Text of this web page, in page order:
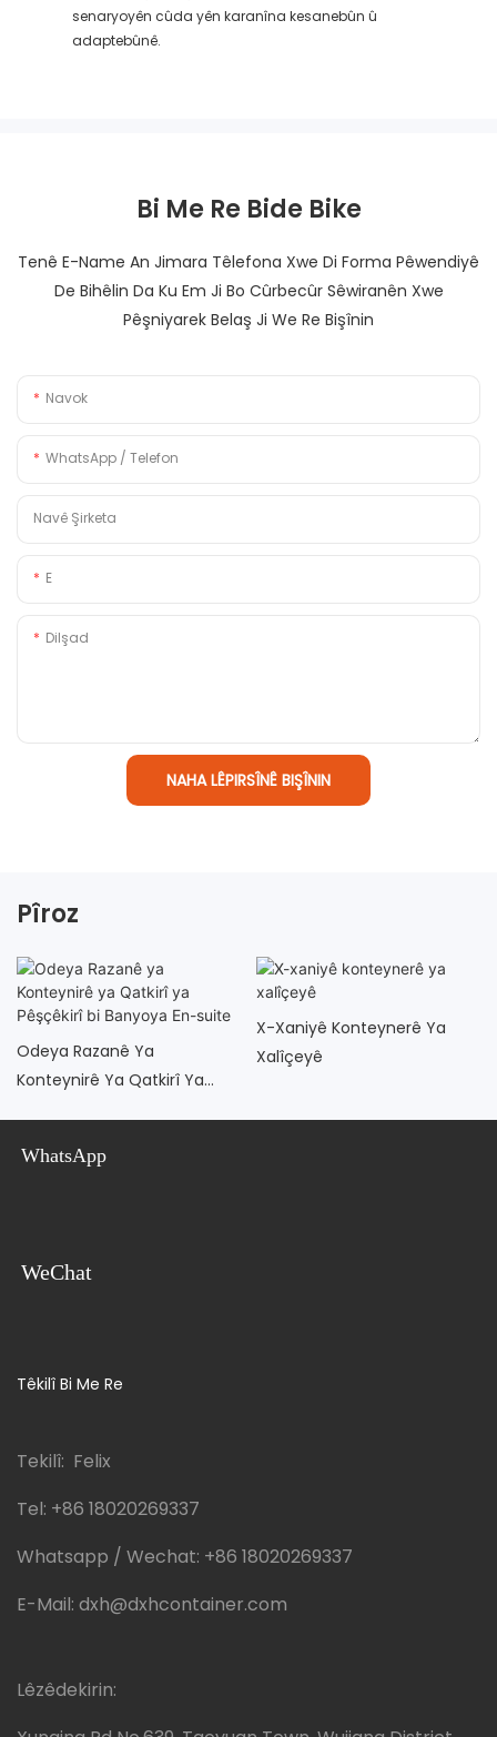
senaryoyên cûda yên karanîna kesanebûn û
adaptebûnê.
Bi Me Re Bide Bike
Tenê E-Name An Jimara Têlefona Xwe Di Forma Pêwendiyê
De Bihêlin Da Ku Em Ji Bo Cûrbecûr Sêwiranên Xwe
Pêşniyarek Belaş Ji We Re Bişînin
Navok
WhatsApp / Telefon
Navê Şirketa
E
Dilşad
NAHA LÊPIRSÎNÊ BIŞÎNIN
Pîroz
Odeya Razanê Ya
Konteynirê Ya Qatkirî Ya
X-Xaniyê Konteynerê Ya
Xalîçeyê
WhatsApp
WeChat
Têkilî Bi Me Re
Tekilî: Felix
Tel: +86 18020269337
Whatsapp / Wechat: +86 18020269337
E-Mail: dxh@dxhcontainer.com
Lêzêdekirin: